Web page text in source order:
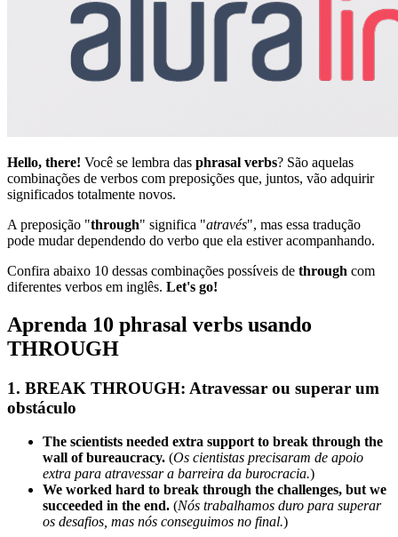
Hello, there! Você se lembra das phrasal verbs? São aquelas
combinações de verbos com preposições que, juntos, vão adquirir
significados totalmente novos.
A preposição "through" significa "através", mas essa tradução
pode mudar dependendo do verbo que ela estiver acompanhando.
Confira abaixo 10 dessas combinações possíveis de through com
diferentes verbos em inglês. Let's go!
Aprenda 10 phrasal verbs usando
THROUGH
1. BREAK THROUGH: Atravessar ou superar um
obstáculo
The scientists needed extra support to break through the
wall of bureaucracy. (Os cientistas precisaram de apoio
extra para atravessar a barreira da burocracia.)
We worked hard to break through the challenges, but we
succeeded in the end. (Nós trabalhamos duro para superar
os desafios, mas nós conseguimos no final.)